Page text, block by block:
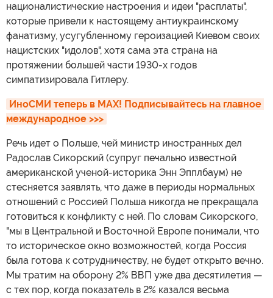
националистические настроения и идеи "расплаты",
которые привели к настоящему антиукраинскому
фанатизму, усугубленному героизацией Киевом своих
нацистских "идолов", хотя сама эта страна на
протяжении большей части 1930-х годов
симпатизировала Гитлеру.
ИноСМИ теперь в MAX! Подписывайтесь на главное
международное >>>
Речь идет о Польше, чей министр иностранных дел
Радослав Сикорский (супруг печально известной
американской ученой-историка Энн Эпплбаум) не
стесняется заявлять, что даже в периоды нормальных
отношений с Россией Польша никогда не прекращала
готовиться к конфликту с ней. По словам Сикорского,
"мы в Центральной и Восточной Европе понимали, что
то историческое окно возможностей, когда Россия
была готова к сотрудничеству, не будет открыто вечно.
Мы тратим на оборону 2% ВВП уже два десятилетия —
с тех пор, когда показатель в 2% казался весьма